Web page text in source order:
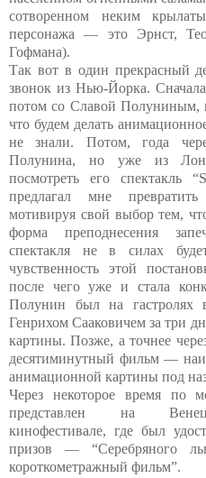
сотворенном неким
персонажа — это Эрнст,
Гофмана).
Так вот в один прекрасный
звонок из Нью-Йорка.
потом со Славой Полуниным,
что будем делать
не знали. Потом, года
Полунина, но уже из
посмотреть его спектакль
предлагал мне
мотивируя свой выбор тем,
форма преподнесения
спектакля не в силах
чувственность этой
после чего уже и стала
Полунин был на
Генрихом Сааковичем за три
картины. Позже, а точнее
десятиминутный фильм —
анимационной картины под
Через некоторое время по
представлен на
кинофестивале, где был
призов — “Серебряного
короткометражный фильм”.